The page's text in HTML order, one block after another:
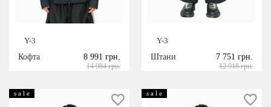
Y-3
Кофта
8 991 грн.
14 984 грн.
Y-3
Штани
7 751 грн.
12 918 грн.
s a l e s a l e